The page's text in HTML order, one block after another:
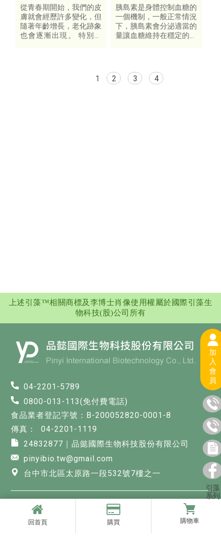
加
入
會
員
引藻
系列
從青春期開始，我們的皮
膚就會經歷許多變化，但
隨著年齡增長，老化跡象
也會逐漸出現。 特別是
抗」!
胰島素是身體控制血糖的
一個機制，一般正常情況
下，胰島素會分泌適當的
量讓血糖維持在穩定的狀
制血糖。
1 2 3 4
回首頁 購買 購物車
上述引藻™相關商標及李博士肖像使用權屬於國際引藻生
物科技(股)公司所有
04-2201-5789
0800-013-113(免付費電話)
食品業者登記字號：B-200052820-0001-8
04-2201-1119
24832877｜品懿國際生物科技股份有限公司
pinyibio.tw@gmail.com
台中市北區太原路一段532號7樓之一
快速連結
回首頁
商品櫥窗